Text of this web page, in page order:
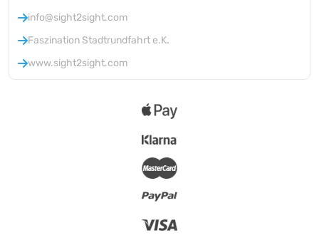
info@sight2sight.com
Faszination Stadtrundfahrt e.K.
www.sight2sight.com